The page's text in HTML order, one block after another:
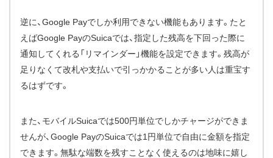
逆に、Google Payでしか利用できない機能もあります。たと
えばGoogle PayのSuicaでは、指定した残高を下回った際に
通知してくれる「リマインダー」機能を設定できます。残高が
足りなくて改札や支払いで引っかかることが多い人は重宝す
るはずです。
また、モバイルSuicaでは500円単位でしかチャージができま
せんが、Google PayのSuicaでは1円単位で自由に金額を指定
できます。無駄な端数を残すことなく使えるのは地味に嬉し